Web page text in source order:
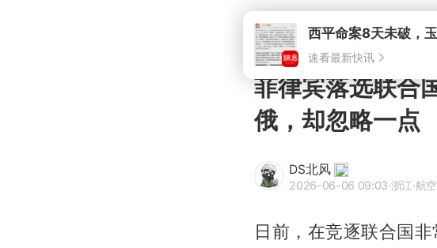
西平命案8天未破，
速看最新快讯
菲律宾落选联合
俄，却忽略一点
DS北风
2026-06-06 09:03·浙江·航
日前，在竞逐联合国